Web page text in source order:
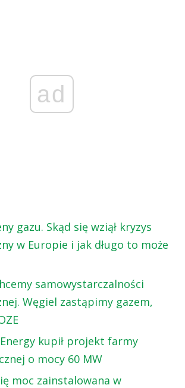
ad
gazu. Skąd się wziął kryzys
w Europie i jak długo to może
samowystarczalności
Węgiel zastąpimy gazem,
kupił projekt farmy
o mocy 60 MW
moc zainstalowana w